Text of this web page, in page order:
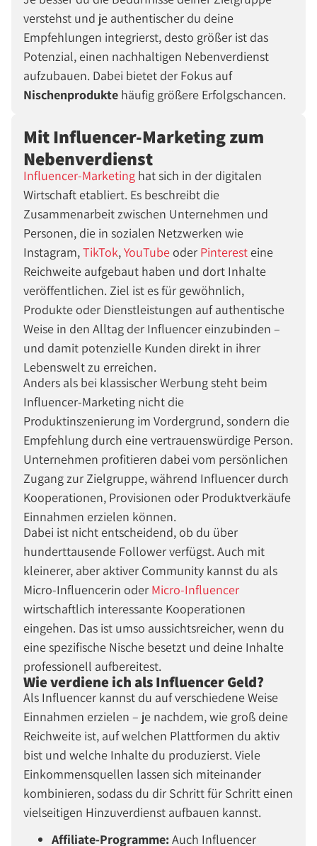
verstehst und je authentischer du deine
Empfehlungen integrierst, desto größer ist das
Potenzial, einen nachhaltigen Nebenverdienst
aufzubauen. Dabei bietet der Fokus auf
Nischenprodukte häufig größere Erfolgschancen.
Mit Influencer-Marketing zum
Nebenverdienst
Influencer-Marketing hat sich in der digitalen
Wirtschaft etabliert. Es beschreibt die
Zusammenarbeit zwischen Unternehmen und
Personen, die in sozialen Netzwerken wie
Instagram,TikTok,YouTubeoder Pinteresteine
Reichweite aufgebaut haben und dort Inhalte
veröffentlichen. Ziel ist es für gewöhnlich,
Produkte oder Dienstleistungen auf authentische
Weise in den Alltag der Influencer einzubinden –
und damit potenzielle Kunden direkt in ihrer
Lebenswelt zu erreichen.
Anders als bei klassischer Werbung steht beim
Influencer-Marketing nicht die
Produktinszenierung im Vordergrund, sondern die
Empfehlung durch eine vertrauenswürdige Person.
Unternehmen profitieren dabei vom persönlichen
Zugang zur Zielgruppe, während Influencer durch
Kooperationen, Provisionen oder Produktverkäufe
Einnahmen erzielen können.
Dabei ist nicht entscheidend, ob du über
hunderttausende Follower verfügst. Auch mit
kleinerer, aber aktiver Community kannst du als
Micro-Influencerin oder Micro-Influencer
wirtschaftlich interessante Kooperationen
eingehen. Das ist umso aussichtsreicher, wenn du
eine spezifische Nische besetzt und deine Inhalte
professionell aufbereitest.
Wie verdiene ich als Influencer Geld?
Als Influencer kannst du auf verschiedene Weise
Einnahmen erzielen – je nachdem, wie groß deine
Reichweite ist, auf welchen Plattformen du aktiv
bist und welche Inhalte du produzierst. Viele
Einkommensquellen lassen sich miteinander
kombinieren, sodass du dir Schritt für Schritt einen
vielseitigen Hinzuverdienst aufbauen kannst.
Affiliate-Programme: Auch Influencer